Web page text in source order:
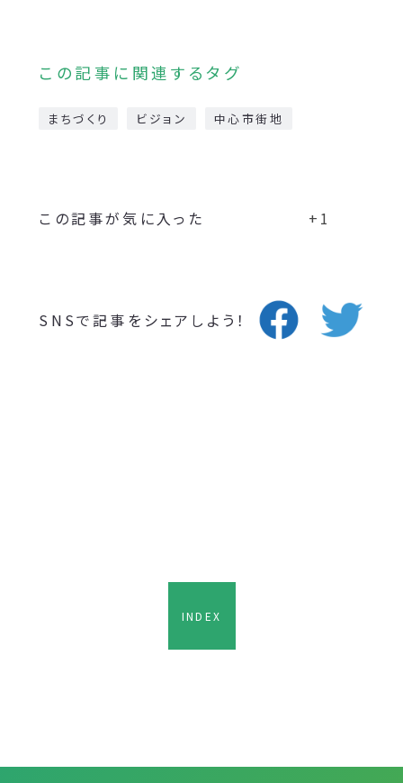
この記事に関連するタグ
まちづくり ビジョン 中心市街地
この記事が気に入った +1
SNSで記事をシェアしよう！
INDEX